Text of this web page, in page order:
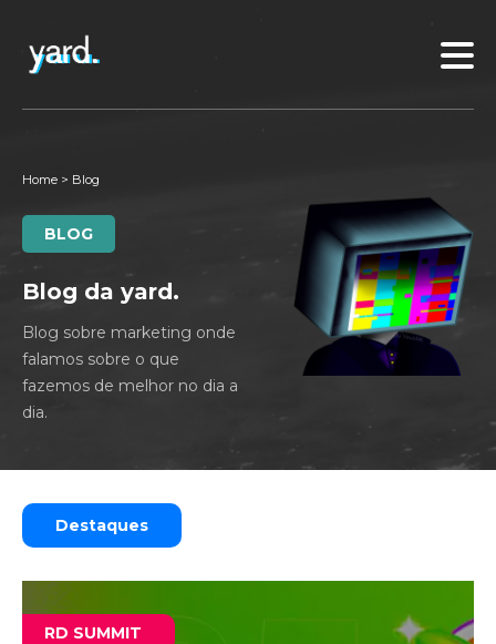
Home > Blog
BLOG
Blog da yard.
Blog sobre marketing onde
falamos sobre o que
fazemos de melhor no dia a
dia.
Destaques
RD SUMMIT